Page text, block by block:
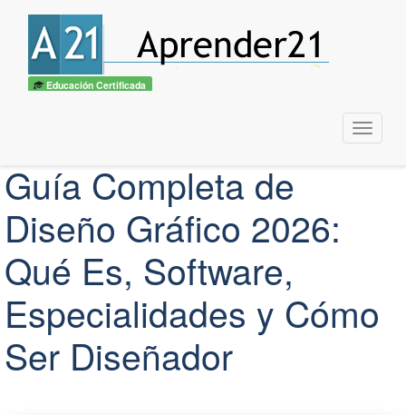
Educación Certificada
Menu
Guía Completa de
Diseño Gráfico 2026:
Qué Es, Software,
Especialidades y Cómo
Ser Diseñador